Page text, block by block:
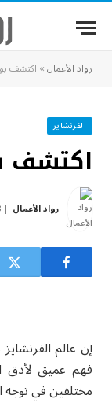
رواد الأعمال» اكتشف
الفرنشايز
اكتشف
رواد الأعمال
إن عالم
فهم عميق لأدق
مختلفين في توجه